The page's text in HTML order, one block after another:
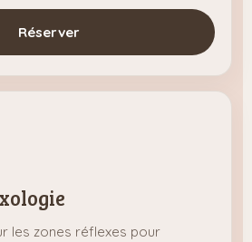
Réserver
les zones réflexes pour